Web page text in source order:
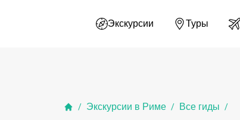
Экскурсии Туры
/ Экскурсии в Риме / Все гиды /